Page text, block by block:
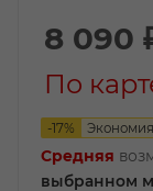
8 090
По
-17% Экономия
Средняя
выбранном